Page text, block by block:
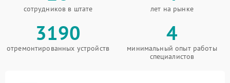
сотрудников в штате лет на рынке
3190
отремонтированных устройств
4
минимальный опыт работы
специалистов